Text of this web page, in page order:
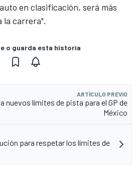
en clasificación, será más
la carrera".
o guarda esta historia
ARTÍCULO PREVIO
nuevos límites de pista para el GP de
México
para respetar los límites de